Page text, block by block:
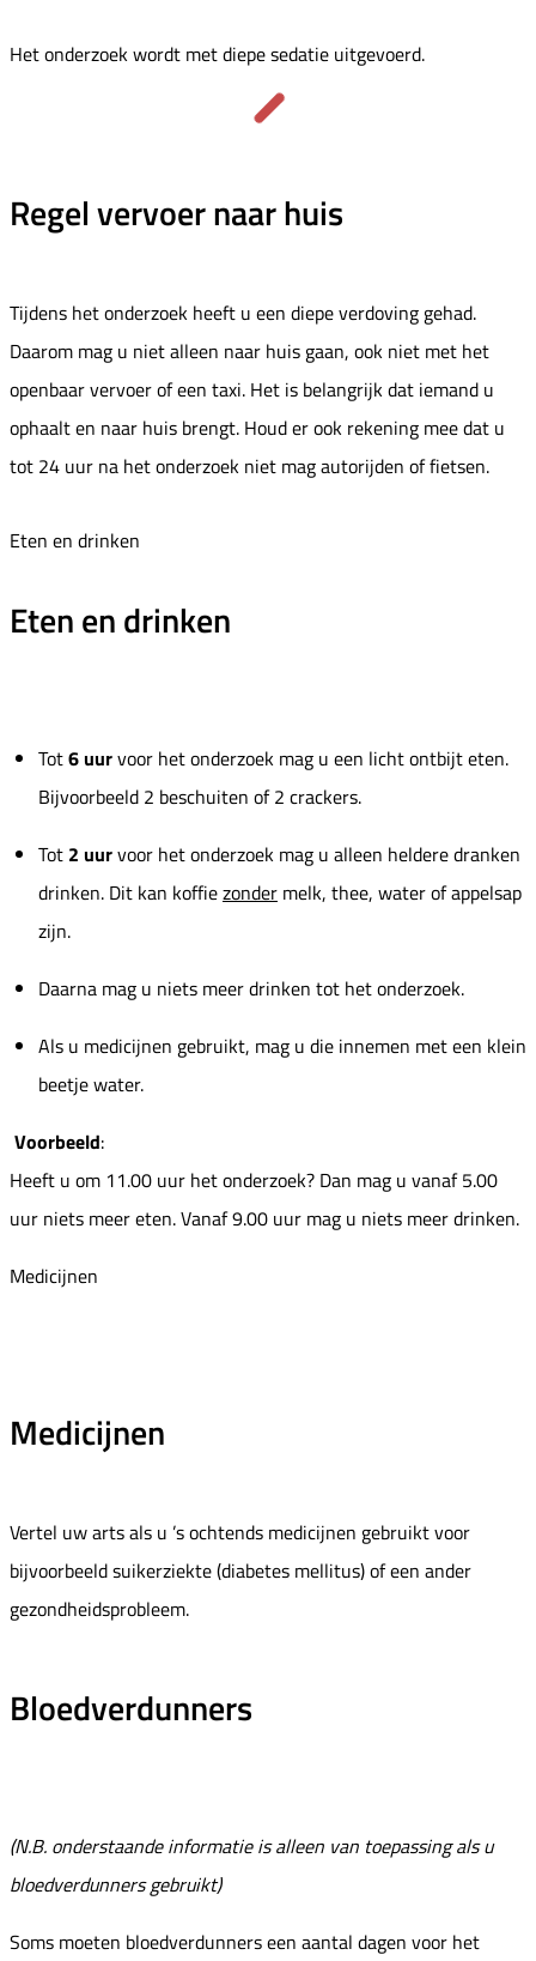
Het onderzoek wordt met diepe sedatie uitgevoerd.
Regel vervoer naar huis
Tijdens het onderzoek heeft u een diepe verdoving gehad.
Daarom mag u niet alleen naar huis gaan, ook niet met het
openbaar vervoer of een taxi. Het is belangrijk dat iemand u
ophaalt en naar huis brengt. Houd er ook rekening mee dat u
tot 24 uur na het onderzoek niet mag autorijden of fietsen.
Eten en drinken
Eten en drinken
Tot6 uurvoor het onderzoek mag u een licht ontbijt eten.
Bijvoorbeeld 2 beschuiten of 2 crackers.
Tot 2 uurvoor het onderzoek mag u alleen heldere dranken
drinken. Dit kan koffiezonder melk, thee, water of appelsap
zijn.
Daarna mag u niets meer drinken tot het onderzoek.
Als u medicijnen gebruikt, mag u die innemen met een klein
beetje water.
Voorbeeld:
Heeft u om 11.00 uur het onderzoek? Dan mag u vanaf 5.00
uur niets meer eten. Vanaf 9.00 uur mag u niets meer drinken.
Medicijnen
Medicijnen
Vertel uw arts als u ’s ochtends medicijnen gebruikt voor
bijvoorbeeld suikerziekte (diabetes mellitus) of een ander
gezondheidsprobleem.
Bloedverdunners
(N.B. onderstaande informatie is alleen van toepassing als u
bloedverdunners gebruikt)
Soms moeten bloedverdunners een aantal dagen voor het